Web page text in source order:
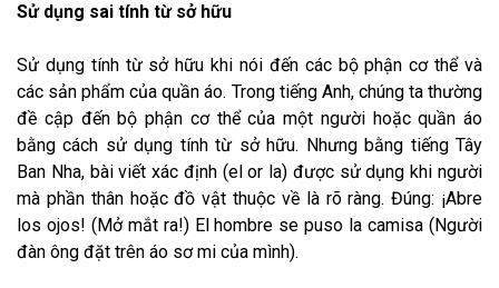
Sử dụng sai tính từ sở hữu
Sử dụng tính từ sở hữu khi nói đến các bộ phận cơ thể và
các sản phẩm của quần áo. Trong tiếng Anh, chúng ta thường
đề cập đến bộ phận cơ thể của một người hoặc quần áo
bằng cách sử dụng tính từ sở hữu. Nhưng bằng tiếng Tây
Ban Nha, bài viết xác định (el or la) được sử dụng khi người
mà phần thân hoặc đồ vật thuộc về là rõ ràng. Đúng: ¡Abre
los ojos! (Mở mắt ra!) El hombre se puso la camisa (Người
đàn ông đặt trên áo sơ mi của mình).